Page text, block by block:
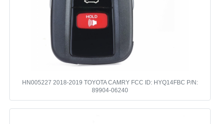
Oto Anahtarlar
araba anahtarı kabuğu
Tek Açılı Freze Kesici
HN005227 2018-2019 TOYOTA CAMRY FCC ID: HYQ14FBC P/N:
89904-06240